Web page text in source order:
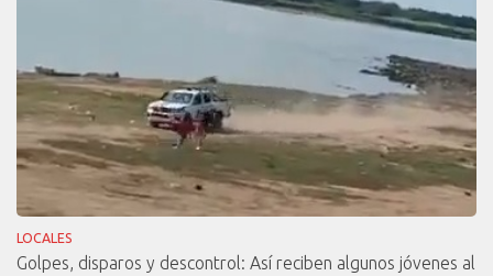
LOCALES
Golpes, disparos y descontrol: Así reciben algunos jóvenes al